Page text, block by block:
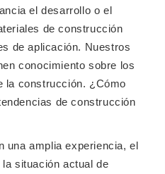
el desarrollo o el
de construcción
de aplicación. Nuestros
conocimiento sobre los
la construcción. ¿Cómo
de construcción
una amplia experiencia, el
situación actual de